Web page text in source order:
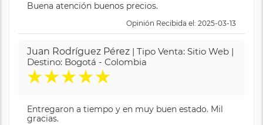
Buena atención buenos precios.
Opinión Recibida el: 2025-03-13
Juan Rodríguez Pérez | Tipo Venta: Sitio Web |
Destino: Bogotá - Colombia
★★★★★
Entregaron a tiempo y en muy buen estado. Mil
gracias.